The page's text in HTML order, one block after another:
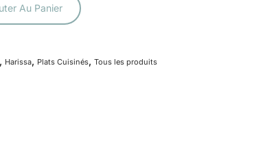
Au Panier
, Harissa, Plats Cuisinés, Tous les produits